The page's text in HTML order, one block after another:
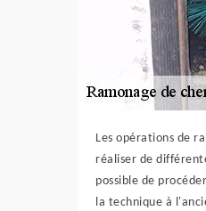
Les opérations de
réaliser de
possible de
la technique à